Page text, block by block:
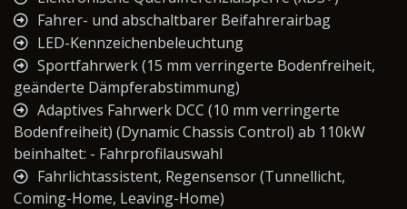
Fahrer- und abschaltbarer Beifahrerairbag
LED-Kennzeichenbeleuchtung
Sportfahrwerk (15 mm verringerte Bodenfreiheit,
geänderte Dämpferabstimmung)
Adaptives Fahrwerk DCC (10 mm verringerte
Bodenfreiheit) (Dynamic Chassis Control) ab 110kW
beinhaltet: - Fahrprofilauswahl
Fahrlichtassistent, Regensensor (Tunnellicht,
Coming-Home, Leaving-Home)